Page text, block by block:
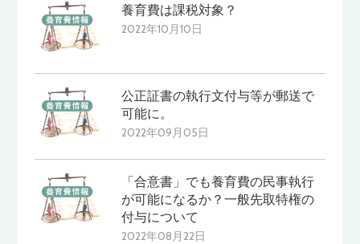
養育費は課税対象？
2022年10月10日
公正証書の執行文付与等が郵送で
可能に。
2022年09月05日
「合意書」でも養育費の民事執行
が可能になるか？一般先取特権の
付与について
2022年08月22日